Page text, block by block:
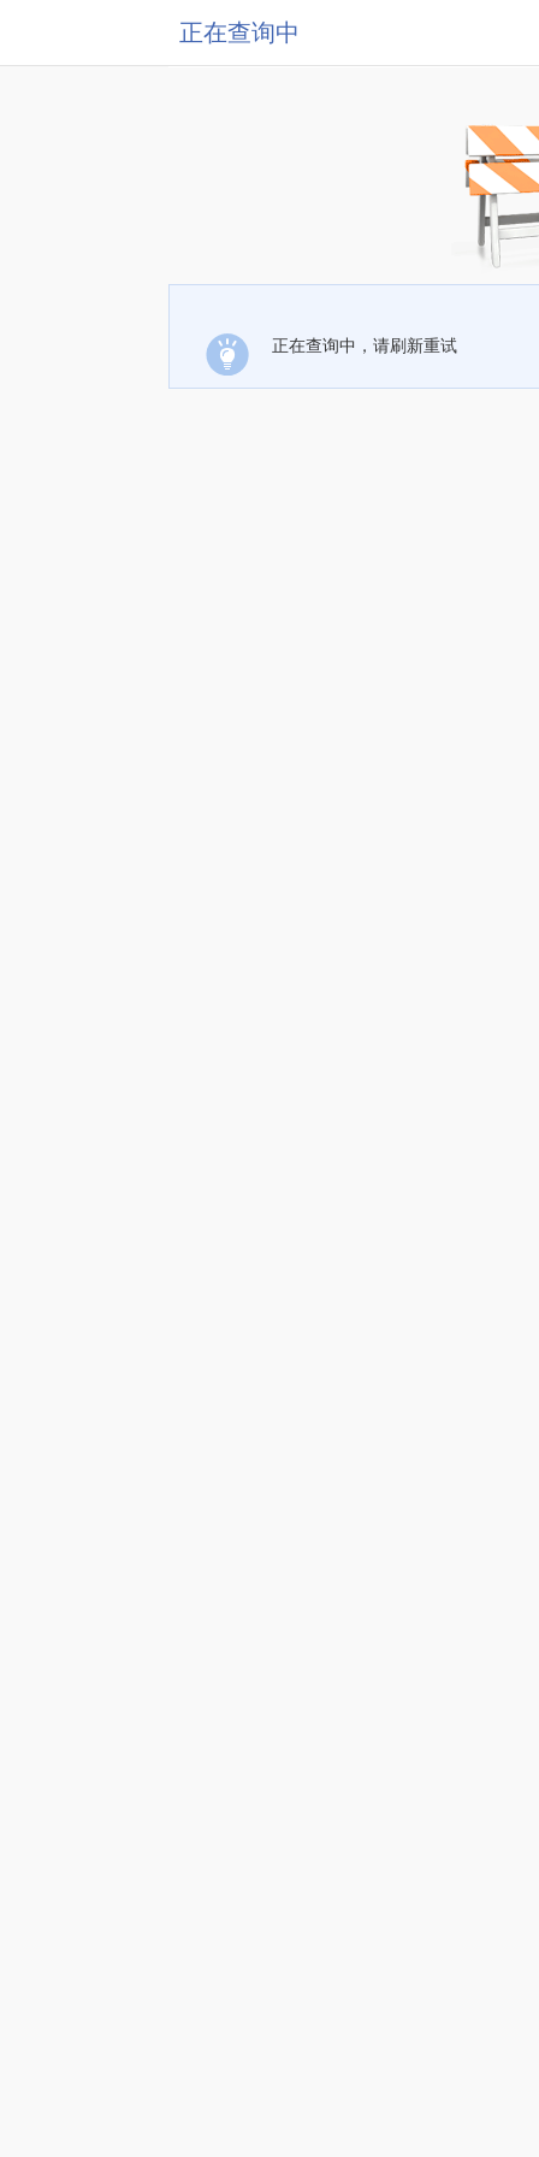
正在查询中
正在查询中，请刷新重试